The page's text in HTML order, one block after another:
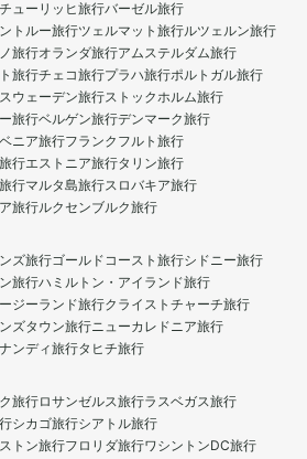
チューリッヒ旅行バーゼル旅行
トルー旅行ツェルマット旅行ルツェルン旅行
旅行オランダ旅行アムステルダム旅行
旅行チェコ旅行プラハ旅行ポルトガル旅行
スウェーデン旅行ストックホルム旅行
旅行ベルゲン旅行デンマーク旅行
ニア旅行フランクフルト旅行
行エストニア旅行タリン旅行
行マルタ島旅行スロバキア旅行
旅行ルクセンブルク旅行
ズ旅行ゴールドコースト旅行シドニー旅行
旅行ハミルトン・アイランド旅行
ジーランド旅行クライストチャーチ旅行
ズタウン旅行ニューカレドニア旅行
ナンディ旅行タヒチ旅行
旅行ロサンゼルス旅行ラスベガス旅行
シカゴ旅行シアトル旅行
トン旅行フロリダ旅行ワシントンDC旅行